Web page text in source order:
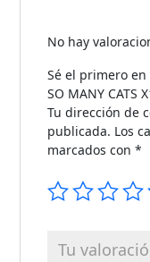
No hay
Sé el primero en
SO MANY CATS
Tu dirección de
publicada. Los
marcados con*